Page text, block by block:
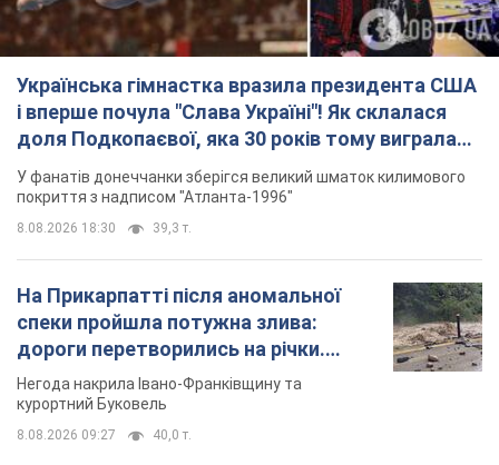
Українська гімнастка вразила президента США
і вперше почула "Слава Україні"! Як склалася
доля Подкопаєвої, яка 30 років тому виграла
"золото" Олімпіади
У фанатів донеччанки зберігся великий шматок килимового
покриття з надписом "Атланта-1996"
8.08.2026 18:30 39,3 т.
На Прикарпатті після аномальної
спеки пройшла потужна злива:
дороги перетворились на річки.
Відео
Негода накрила Івано-Франківщину та
курортний Буковель
8.08.2026 09:27 40,0 т.